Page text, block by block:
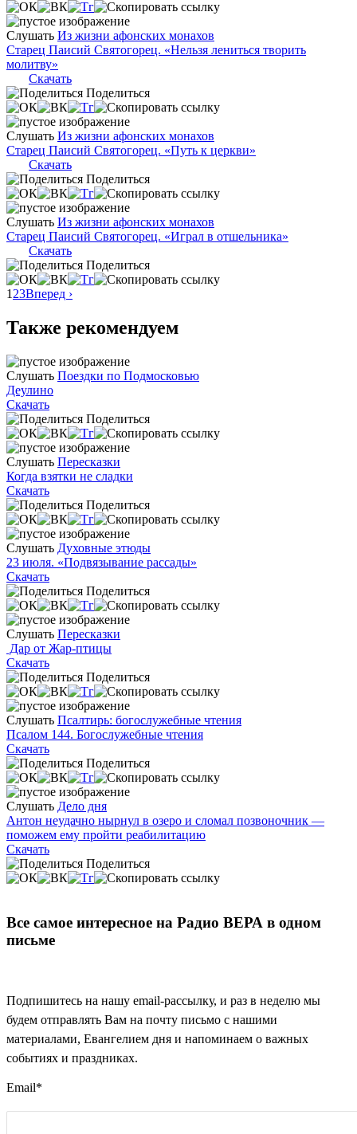
Слушать Из жизни афонских монахов
Старец Паисий Святогорец. «Нельзя лениться творить
молитву»
Скачать
Поделиться
Слушать Из жизни афонских монахов
Старец Паисий Святогорец. «Путь к церкви»
Скачать
Поделиться
Слушать Из жизни афонских монахов
Старец Паисий Святогорец. «Играл в отшельника»
Скачать
Поделиться
1 23Вперед ›
Также рекомендуем
Слушать Поездки по Подмосковью
Деулино
Скачать
Поделиться
Слушать Пересказки
Когда взятки не сладки
Скачать
Поделиться
Слушать Духовные этюды
23 июля. «Подвязывание рассады»
Скачать
Поделиться
Слушать Пересказки
Дар от Жар-птицы
Скачать
Поделиться
Слушать Псалтирь: богослужебные чтения
Псалом 144. Богослужебные чтения
Скачать
Поделиться
Слушать Дело дня
Антон неудачно нырнул в озеро и сломал позвоночник —
поможем ему пройти реабилитацию
Скачать
Поделиться
Все самое интересное на Радио ВЕРА в одном
письме
Подпишитесь на нашу email-рассылку, и раз в неделю мы
будем отправлять Вам на почту письмо с нашими
материалами, Евангелием дня и напоминаем о важных
событиях и праздниках.
Email*